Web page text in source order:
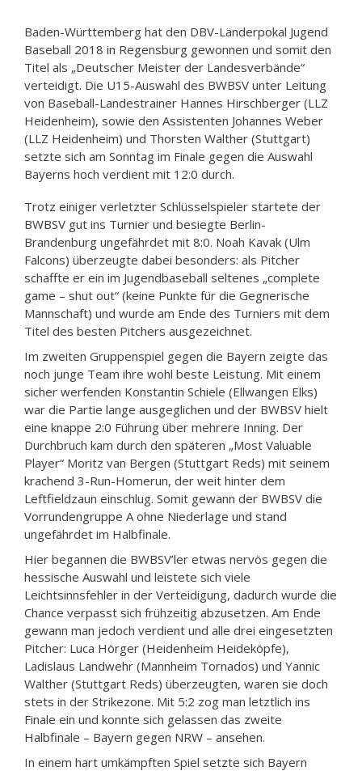
Baden-Württemberg hat den DBV-Länderpokal Jugend
Baseball 2018 in Regensburg gewonnen und somit den
Titel als „Deutscher Meister der Landesverbände“
verteidigt. Die U15-Auswahl des BWBSV unter Leitung
von Baseball-Landestrainer Hannes Hirschberger (LLZ
Heidenheim), sowie den Assistenten Johannes Weber
(LLZ Heidenheim) und Thorsten Walther (Stuttgart)
setzte sich am Sonntag im Finale gegen die Auswahl
Bayerns hoch verdient mit 12:0 durch.
Trotz einiger verletzter Schlüsselspieler startete der
BWBSV gut ins Turnier und besiegte Berlin-
Brandenburg ungefährdet mit 8:0. Noah Kavak (Ulm
Falcons) überzeugte dabei besonders: als Pitcher
schaffte er ein im Jugendbaseball seltenes „complete
game – shut out“ (keine Punkte für die Gegnerische
Mannschaft) und wurde am Ende des Turniers mit dem
Titel des besten Pitchers ausgezeichnet.
Im zweiten Gruppenspiel gegen die Bayern zeigte das
noch junge Team ihre wohl beste Leistung. Mit einem
sicher werfenden Konstantin Schiele (Ellwangen Elks)
war die Partie lange ausgeglichen und der BWBSV hielt
eine knappe 2:0 Führung über mehrere Inning. Der
Durchbruch kam durch den späteren „Most Valuable
Player“ Moritz van Bergen (Stuttgart Reds) mit seinem
krachend 3-Run-Homerun, der weit hinter dem
Leftfieldzaun einschlug. Somit gewann der BWBSV die
Vorrundengruppe A ohne Niederlage und stand
ungefährdet im Halbfinale.
Hier begannen die BWBSV’ler etwas nervös gegen die
hessische Auswahl und leistete sich viele
Leichtsinnsfehler in der Verteidigung, dadurch wurde die
Chance verpasst sich frühzeitig abzusetzen. Am Ende
gewann man jedoch verdient und alle drei eingesetzten
Pitcher: Luca Hörger (Heidenheim Heideköpfe),
Ladislaus Landwehr (Mannheim Tornados) und Yannic
Walther (Stuttgart Reds) überzeugten, waren sie doch
stets in der Strikezone. Mit 5:2 zog man letztlich ins
Finale ein und konnte sich gelassen das zweite
Halbfinale – Bayern gegen NRW – ansehen.
In einem hart umkämpften Spiel setzte sich Bayern